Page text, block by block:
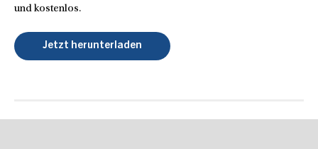
und kostenlos.
Jetzt herunterladen